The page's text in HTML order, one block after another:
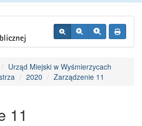
Urząd Miejski w Wyśmierzycach
2020 Zarządzenie 11
11